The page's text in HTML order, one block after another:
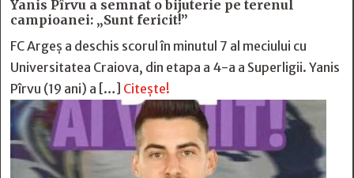
Yanis Pîrvu a semnat o bijuterie pe terenul
campioanei: „Sunt fericit!”
FC Argeș a deschis scorul în minutul 7 al meciului cu
Universitatea Craiova, din etapa a 4-a a Superligii. Yanis
Pîrvu (19 ani) a […] Citește!